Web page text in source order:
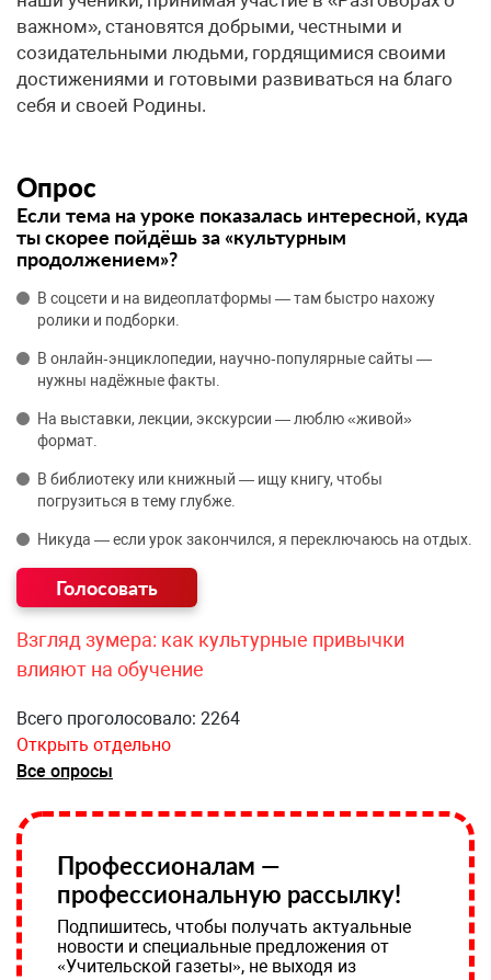
важном», становятся добрыми, честными и
созидательными людьми, гордящимися своими
достижениями и готовыми развиваться на благо
себя и своей Родины.
Опрос
Если тема на уроке показалась интересной, куда
ты скорее пойдёшь за «культурным
продолжением»?
В соцсети и на видеоплатформы — там быстро нахожу
ролики и подборки.
В онлайн‑энциклопедии, научно‑популярные сайты —
нужны надёжные факты.
На выставки, лекции, экскурсии — люблю «живой»
формат.
В библиотеку или книжный — ищу книгу, чтобы
погрузиться в тему глубже.
Никуда — если урок закончился, я переключаюсь на отдых.
Взгляд зумера: как культурные привычки
влияют на обучение
Всего проголосовало: 2264
Открыть отдельно
Все опросы
Профессионалам —
профессиональную рассылку!
Подпишитесь, чтобы получать актуальные
новости и специальные предложения от
«Учительской газеты», не выходя из